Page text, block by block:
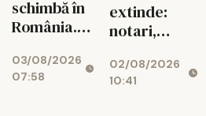
schimbă în
România.
noi îi
așteaptă
03/08/2026
07:58
extinde:
notari,
și bănci,
afectați de
02/08/2026
10:41